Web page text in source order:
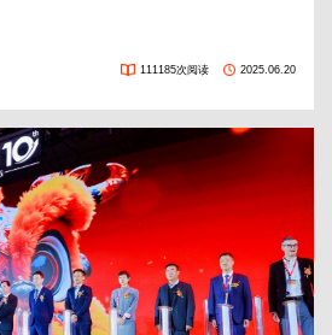
111185次阅读 2025.06.20